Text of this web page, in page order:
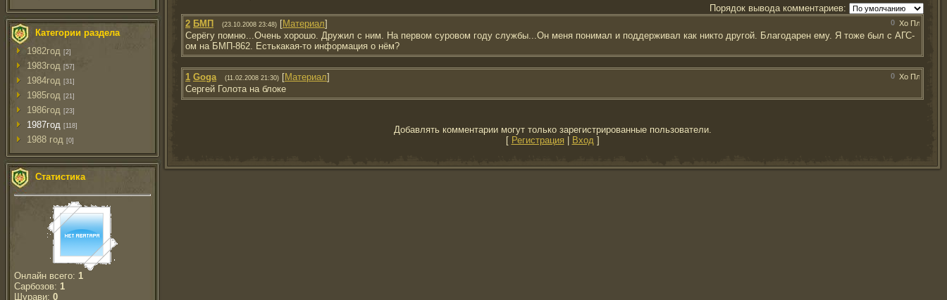
Категории раздела
1982год [2]
1983год [57]
1984год [31]
1985год [21]
1986год [23]
1987год [118]
1988 год [0]
Статистика
Онлайн всего: 1
Сарбозов: 1
Шурави: 0
Порядок вывода комментариев:
0
2 БМП (23.10.2008 23:48) [Материал]
Серёгу помню...Очень хорошо. Дружил с ним. На первом суровом году службы...Он меня понимал и поддерживал как никто другой. Благодарен ему. Я тоже был с АГС-
ом на БМП-862. Естькакая-то информация о нём?
0
1 Goga (11.02.2008 21:30) [Материал]
Сергей Голота на блоке
Добавлять комментарии могут только зарегистрированные пользователи.
[ Регистрация | Вход ]